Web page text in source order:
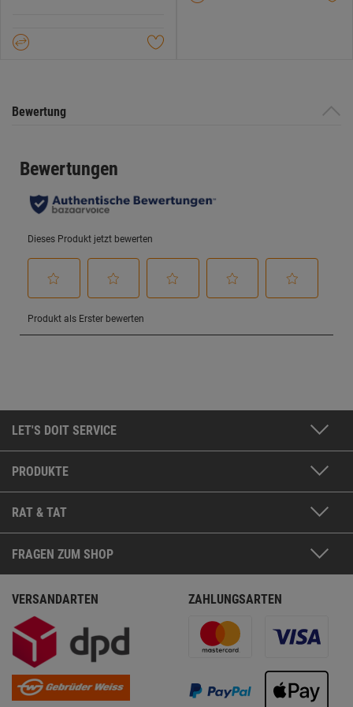
Bewertung
LET'S DOIT SERVICE
PRODUKTE
RAT & TAT
FRAGEN ZUM SHOP
VERSANDARTEN ZAHLUNGSARTEN